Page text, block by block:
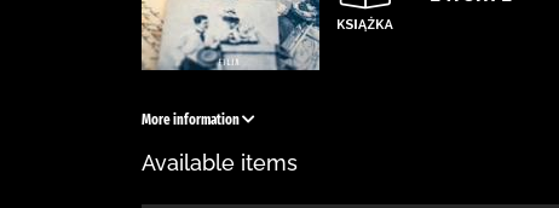
More information
Available items